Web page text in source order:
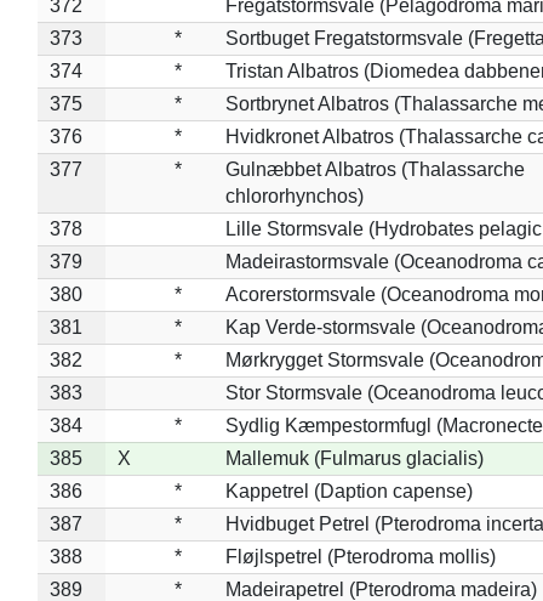
372
Fregatstormsvale (Pelagodroma
373
*
Sortbuget Fregatstormsvale
374
*
Tristan Albatros (Diomedea
375
*
Sortbrynet Albatros (Thalassarche
376
*
Hvidkronet Albatros (Thalassarche
377
*
Gulnæbbet Albatros (Thalassarche
chlororhynchos)
378
Lille Stormsvale (Hydrobates
379
Madeirastormsvale (Oceanodroma
380
*
Acorerstormsvale (Oceanodroma
381
*
Kap Verde-stormsvale
382
*
Mørkrygget Stormsvale
383
Stor Stormsvale (Oceanodroma
384
*
Sydlig Kæmpestormfugl
385
X
Mallemuk (Fulmarus glacialis)
386
*
Kappetrel (Daption capense)
387
*
Hvidbuget Petrel (Pterodroma
388
*
Fløjlspetrel (Pterodroma mollis)
389
*
Madeirapetrel (Pterodroma madeira)